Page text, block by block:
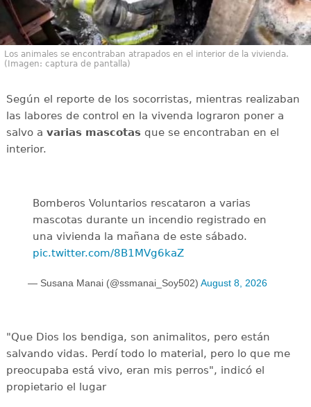
Los animales se encontraban atrapados en el interior de la vivienda.
(Imagen: captura de pantalla)
Según el reporte de los socorristas, mientras realizaban
las labores de control en la vivenda lograron poner a
salvo a varias mascotasque se encontraban en el
interior.
Bomberos Voluntarios rescataron a varias
mascotas durante un incendio registrado en
una vivienda la mañana de este sábado.
pic.twitter.com/8B1MVg6kaZ
— Susana Manai (@ssmanai_Soy502) August 8, 2026
"Que Dios los bendiga, son animalitos, pero están
salvando vidas. Perdí todo lo material, pero lo que me
preocupaba está vivo, eran mis perros", indicó el
propietario el lugar